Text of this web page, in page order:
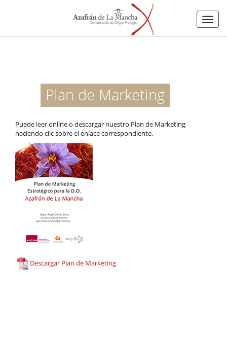
Menu
Plan de Marketing
Puede leer online o descargar nuestro Plan de Marketing
haciendo clic sobre el enlace correspondiente.
Descargar Plan de Marketing